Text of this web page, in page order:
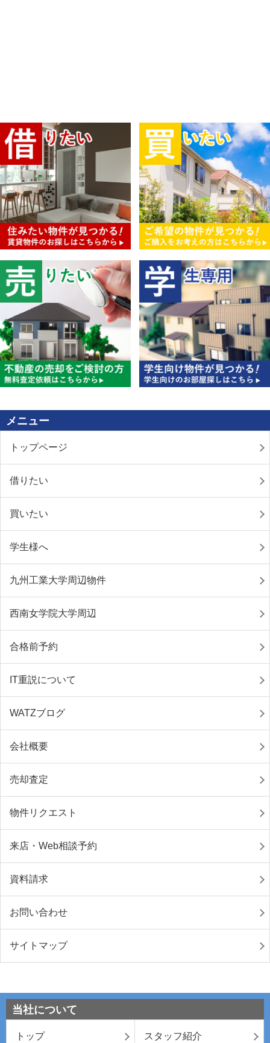
メニュー
トップページ
借りたい
買いたい
学生様へ
九州工業大学周辺物件
西南女学院大学周辺
合格前予約
IT重説について
WATZブログ
会社概要
売却査定
物件リクエスト
来店・Web相談予約
資料請求
お問い合わせ
サイトマップ
当社について
トップ スタッフ紹介